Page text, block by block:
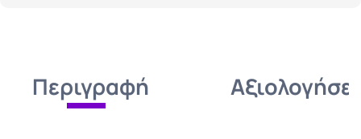
Περιγραφή